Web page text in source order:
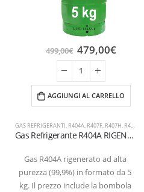
GAS REFRIGERANTI R404A R407F R407H R448A
Gas Refrigerante R404A RIGENERATO – Bombola Ricaricabile 5 kg T-PED (Valvola 1/4″ SAE)
Gas R404A rigenerato ad alta
purezza (99,9%) in formato da 5
kg. Il prezzo include la bombola
499,00€ 479,00€
AGGIUNGI AL CARRELLO